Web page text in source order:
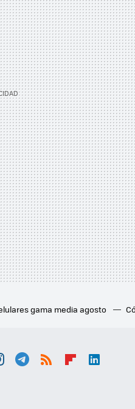
gama media agosto